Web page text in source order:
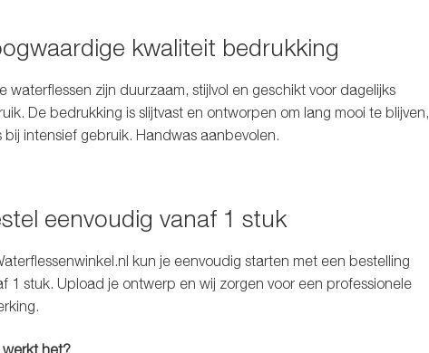
kwaliteit bedrukking
waterflessen zijn duurzaam, stijlvol en geschikt voor dagelijks
De bedrukking is slijtvast en ontworpen om lang mooi te blijven,
bij intensief gebruik. Handwas aanbevolen.
eenvoudig vanaf 1 stuk
kun je eenvoudig starten met een bestelling
1 stuk. Upload je ontwerp en wij zorgen voor een professionele
werkt het?